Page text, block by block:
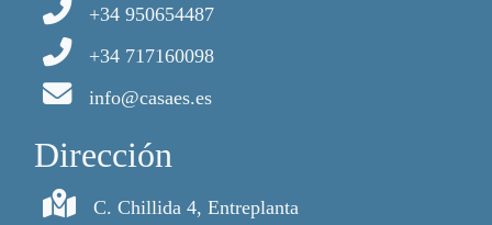
+34 950654487
+34 717160098
info@casaes.es
Dirección
C. Chillida 4, Entreplanta